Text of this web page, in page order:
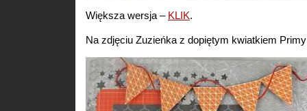
Większa wersja – KLIK.
Na zdjęciu Zuzieńka z dopiętym kwiatkiem